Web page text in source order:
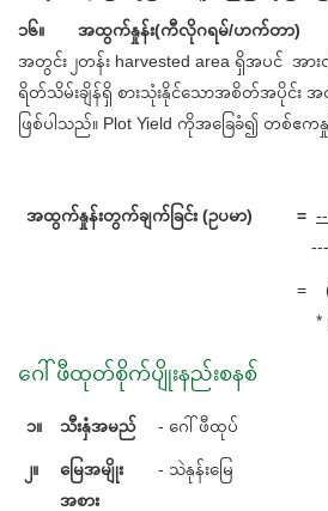
၁၆။ အထွက်နှုန်း(ကီလိုဂရမ်/ဟက်တာ)
အတွင်း ၂တန်း harvested area ရှိအပင် အာ
ရိတ်သိမ်းချိန်ရှိ စားသုံးနိုင်သောအစိတ်အပိုင်း
ဖြစ်ပါသည်။ Plot Yield ကိုအခြေခံ၍ တစ်ဧကနှု
အထွက်နှုန်းတွက်ချက်ခြင်း (ဥပမာ) =
=
*
ဂေါ်ဖီထုတ်စိုက်ပျိုးနည်းစနစ်
၁။ သီးနှံအမည် - ဂေါ်ဖီထုပ်
၂။
မြေအမျိုး
အစား
- သဲနုန်းမြေ